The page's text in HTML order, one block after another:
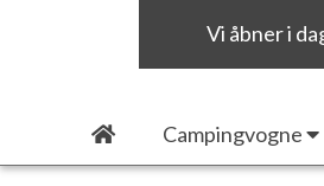
Vi åbner i
Campingvogne